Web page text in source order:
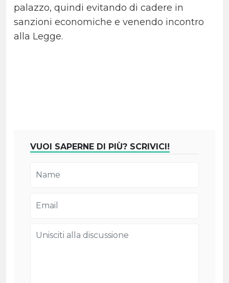
palazzo, quindi evitando di cadere in
sanzioni economiche e venendo incontro
alla Legge.
VUOI SAPERNE DI PIÙ? SCRIVICI!